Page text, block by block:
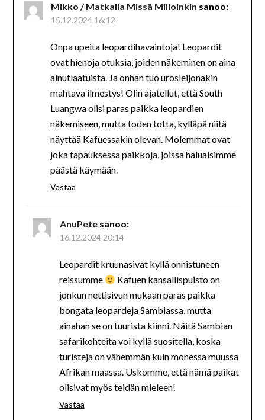
Mikko / Matkalla Missä Milloinkin sanoo:
15.12.2024 16:12
Onpa upeita leopardihavaintoja! Leopardit
ovat hienoja otuksia, joiden näkeminen on aina
ainutlaatuista. Ja onhan tuo urosleijonakin
mahtava ilmestys! Olin ajatellut, että South
Luangwa olisi paras paikka leopardien
näkemiseen, mutta toden totta, kylläpä niitä
näyttää Kafuessakin olevan. Molemmat ovat
joka tapauksessa paikkoja, joissa haluaisimme
päästä käymään.
Vastaa
AnuPete sanoo:
16.12.2024 20:14
Leopardit kruunasivat kyllä onnistuneen
reissumme
Kafuen kansallispuisto on
jonkun nettisivun mukaan paras paikka
bongata leopardeja Sambiassa, mutta
ainahan se on tuurista kiinni. Näitä Sambian
safarikohteita voi kyllä suositella, koska
turisteja on vähemmän kuin monessa muussa
Afrikan maassa. Uskomme, että nämä paikat
olisivat myös teidän mieleen!
Vastaa